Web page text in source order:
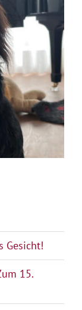
Gesicht!
15.